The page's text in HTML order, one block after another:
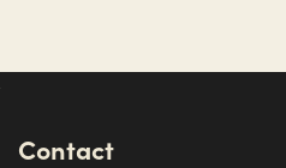
Contact